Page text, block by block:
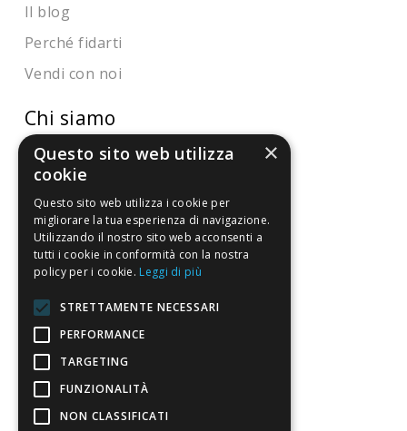
Il blog
Perché fidarti
Vendi con noi
Chi siamo
Chi Siamo
Sostegno e riconoscimenti
Servizio clienti
FAQ
Riferimenti da controllare
Condizioni di vendita
Termini di vendita
Spedizione
×
Questo sito web utilizza
cookie
Questo sito web utilizza i cookie per
migliorare la tua esperienza di navigazione.
Utilizzando il nostro sito web acconsenti a
tutti i cookie in conformità con la nostra
policy per i cookie. Leggi di più
STRETTAMENTE NECESSARI
PERFORMANCE
TARGETING
FUNZIONALITÀ
NON CLASSIFICATI